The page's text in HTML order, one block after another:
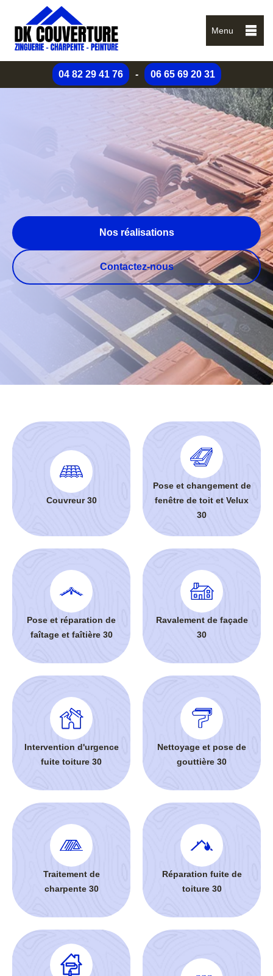
Menu
04 82 29 41 76 - 06 65 69 20 31
Nos réalisations
Contactez-nous
Couvreur 30
Pose et changement de
fenêtre de toit et Velux
30
Pose et réparation de
faîtage et faîtière 30
Ravalement de façade
30
Intervention d'urgence
fuite toiture 30
Nettoyage et pose de
gouttière 30
Traitement de
charpente 30
Réparation fuite de
toiture 30